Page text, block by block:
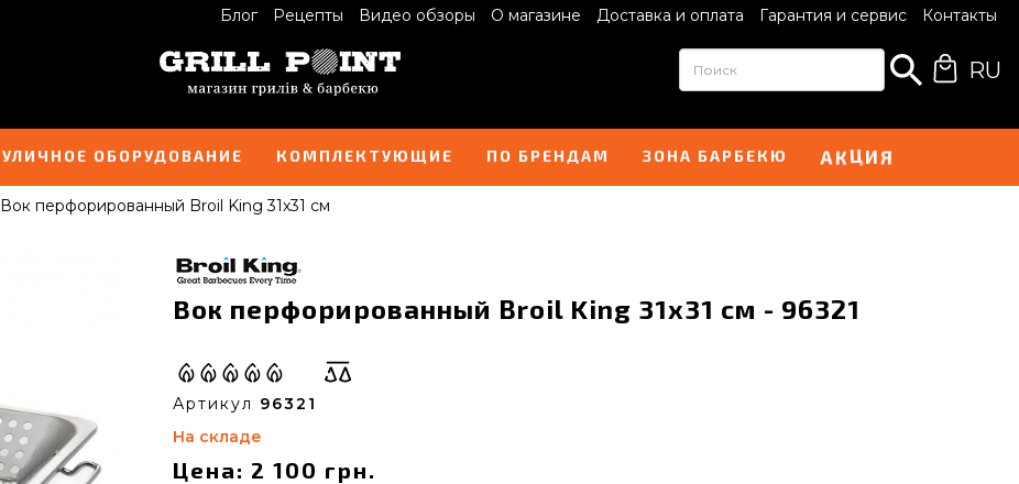
Блог Рецепты Видео обзоры О магазине Доставка и оплата Гарантия и сервис Контакты
RU
УЛИЧНОЕ ОБОРУДОВАНИЕ КОМПЛЕКТУЮЩИЕ ПО БРЕНДАМ ЗОНА БАРБЕКЮ АКЦИЯ
Вок перфорированный Broil King 31х31 cм
Вок перфорированный Broil King 31х31 cм - 96321
Артикул 96321
На складе
Цена: 2 100 грн.